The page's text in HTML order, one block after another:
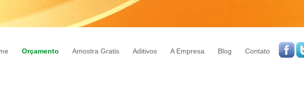
Orçamento Amostra Gratis Aditivos A Empresa Blog Contato